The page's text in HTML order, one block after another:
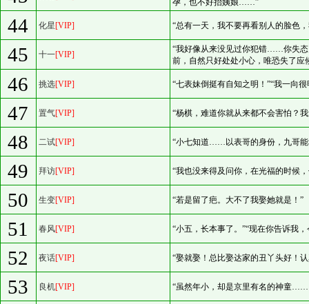
孕，也不好抬姨娘……”
44 化星[VIP] “总有一天，我不要再看别人的脸色
45 十一[VIP]
“我好像从来没见过你犯错……你失态
前，自然只好处处小心，唯恐失了应
46 挑选[VIP] “七表妹倒挺有自知之明！”“我一向
47 置气[VIP] “杨棋，难道你就从来都不会害怕？
48 二试[VIP] “小七知道……以表哥的身份，九哥
49 拜访[VIP] “我也没来得及问你，在光福的时候
50 生变[VIP] “若是留了疤。大不了我娶她就是！”
51 春风[VIP] “小五，长本事了。”“现在你告诉我
52 夜话[VIP] “娶就娶！总比娶达家的丑丫头好！
53 良机[VIP] “虽然年小，却是京里有名的神童……